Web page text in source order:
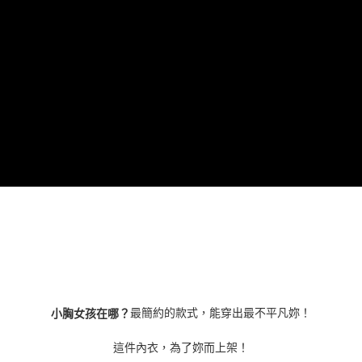
小胸女孩在哪？最簡約的款式，能穿出最不平凡妳！
這件內衣，為了妳而上架！